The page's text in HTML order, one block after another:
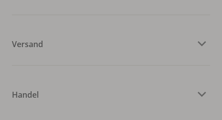
Versand
Handel